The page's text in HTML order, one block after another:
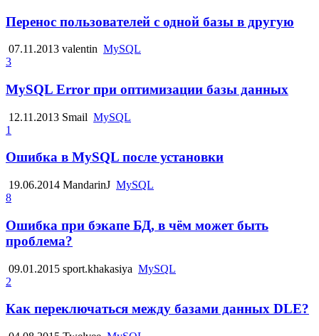
Перенос пользователей с одной базы в другую
07.11.2013 valentin MySQL
3
MySQL Error при оптимизации базы данных
12.11.2013 Smail MySQL
1
Ошибка в MySQL после установки
19.06.2014 MandarinJ MySQL
8
Ошибка при бэкапе БД, в чём может быть
проблема?
09.01.2015 sport.khakasiya MySQL
2
Как переключаться между базами данных DLE?